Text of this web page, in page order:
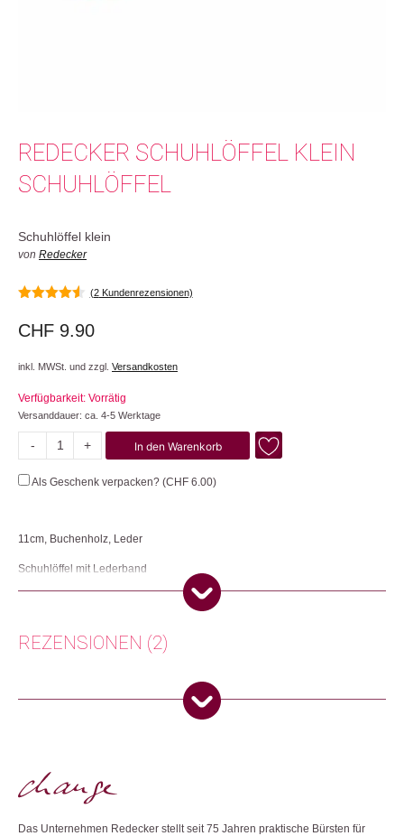
REDECKER SCHUHLÖFFEL KLEIN
SCHUHLÖFFEL
Schuhlöffel klein
von Redecker
(2Kundenrezensionen)
CHF 9.90
inkl. MWSt. und zzgl. Versandkosten
Verfügbarkeit: Vorrätig
Versanddauer: ca. 4-5 Werktage
-
Schuhlöffel
+ In den Warenkorb
Als Geschenk verpacken? (CHF 6.00)
11cm, Buchenholz, Leder
Schuhlöffel mit Lederband
Weitere Produkte shoppen, die diesem Changemaker Kriterium
Dieses Produkt weiterempfehlen:
REZENSIONEN (2)
(Verifizierter Käufer)
Fuss in dieses paar Schuhe. Ich wollte eigentlich
Das Unternehmen Redecker stellt seit 75 Jahren praktische Bürsten für